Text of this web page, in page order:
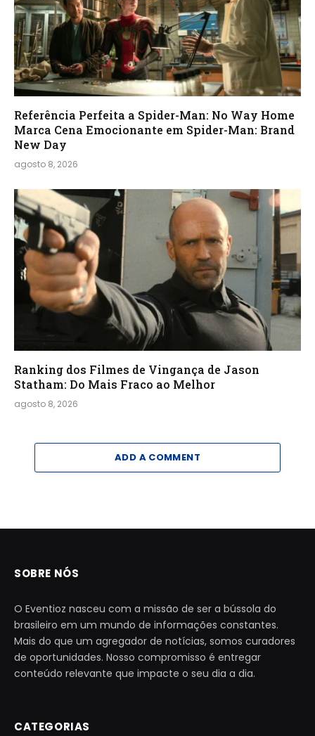
Referência Perfeita a Spider-Man: No Way Home
Marca Cena Emocionante em Spider-Man: Brand
New Day
agosto 8, 2026
Ranking dos Filmes de Vingança de Jason
Statham: Do Mais Fraco ao Melhor
agosto 8, 2026
ADD A COMMENT
SOBRE NÓS
O Eventioz nasceu com a missão de ser a bússola do
brasileiro em um mundo de informações constantes.
Mais do que um agregador de notícias, somos curadores
de oportunidades. Nosso compromisso é entregar
conteúdo relevante que impacte o seu dia a dia.
CATEGORIAS